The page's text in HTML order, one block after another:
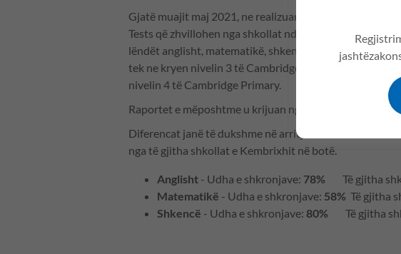
Gjatë muajit maj 2021, ne realizuam provimet
Tests që zhvillohen nga shkollat ndërkombëtare të
lëndët anglisht, matematikë, shkencë. Këto teste fillojnë
tek ne kryen nivelin 3 të Cambridge Primary (Fillorja e
nivelin 4 të Cambridge Primary.
Raportet e mëposhtme u krijuan nga Cambridge
Diferencat janë të dukshme në arritjet tona të
nga të gjitha shkollat e Kembrixhit në botë.
Anglisht - Udha e shkronjave: 78% Të gjitha
Matematikë - Udha e shkronjave: 58% Të gjitha
Shkencë - Udha e shkronjave: 80% Të gjitha